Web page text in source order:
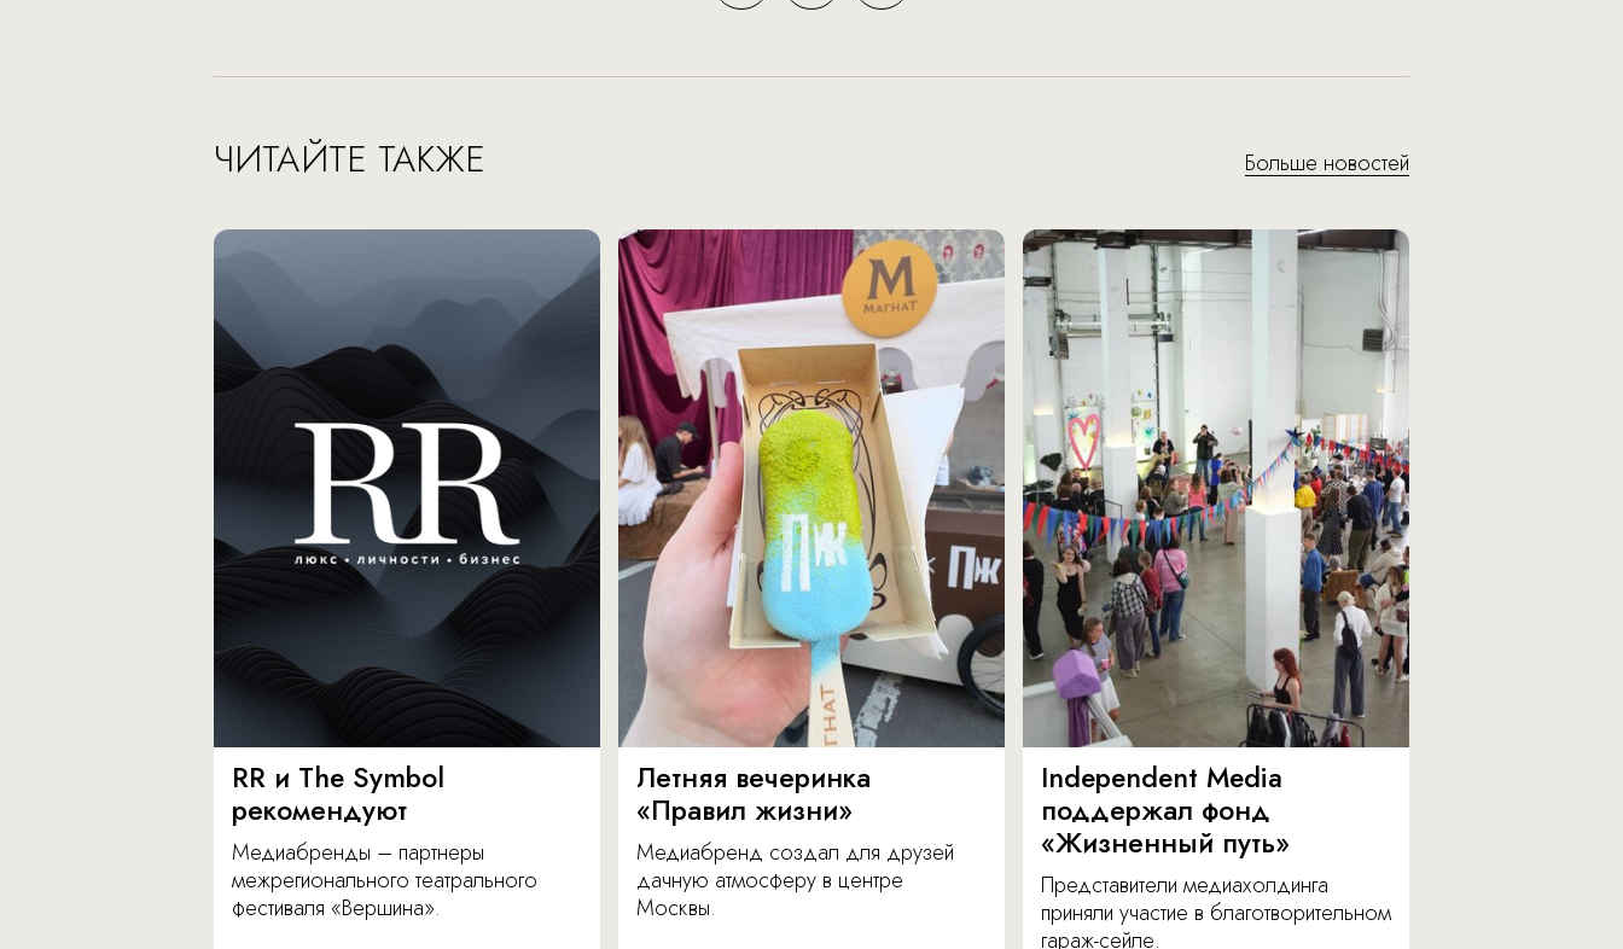
ЧИТАЙТЕ ТАКЖЕ Больше новостей
RR и The Symbol
рекомендуют
Медиабренды – партнеры
межрегионального театрального
фестиваля «Вершина».
Летняя вечеринка
«Правил жизни»
Медиабренд создал для друзей
дачную атмосферу в центре
Москвы.
Independent Media
поддержал фонд
«Жизненный путь»
Представители медиахолдинга
приняли участие в благотворительном
гараж-сейле.